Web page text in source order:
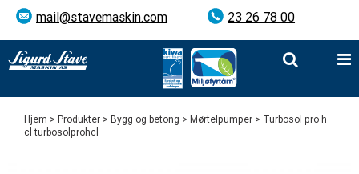
mail@stavemaskin.com 23 26 78 00
Hjem > Produkter > Bygg og betong > Mørtelpumper > Turbosol pro h
cl turbosolprohcl